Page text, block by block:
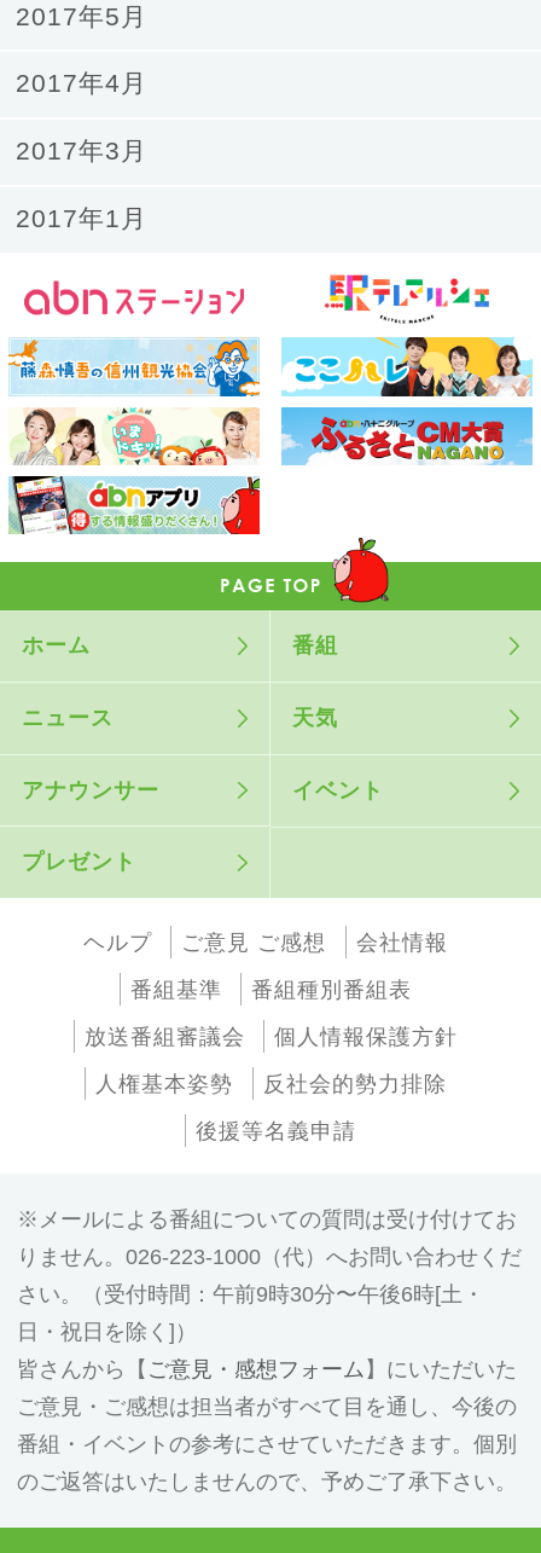
2017年5月
2017年4月
2017年3月
2017年1月
ホーム 番組
ニュース 天気
アナウンサー イベント
プレゼント
ヘルプ ご意見 ご感想
会社情報
番組基準
番組種別番組表
放送番組審議会
個人情報保護方針
人権基本姿勢
反社会的勢力排除
後援等名義申請
メールによる番組についての質問は受け付けてお
りません。026-223-1000（代）へお問い合わせくだ
さい。（受付時間：午前9時30分〜午後6時[土・
日・祝日を除く]）
皆さんから【 ご意見・感想フォーム 】にいただいた
ご意見・ご感想は担当者がすべて目を通し、今後の
番組・イベントの参考にさせていただきます。個別
のご返答はいたしませんので、予めご了承下さい。